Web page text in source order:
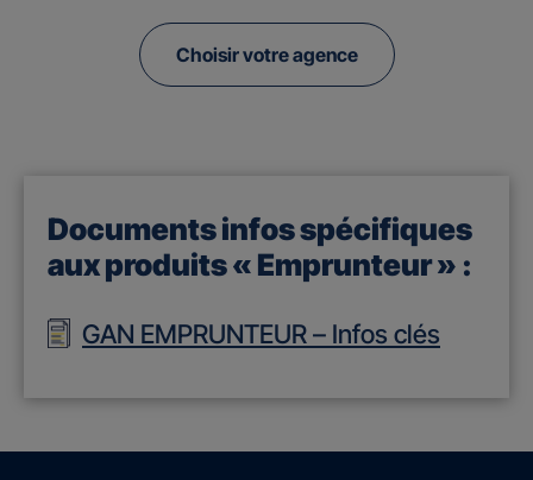
Choisir votre agence
Documents infos spécifiques
aux produits « Emprunteur » :
GAN EMPRUNTEUR – Infos clés